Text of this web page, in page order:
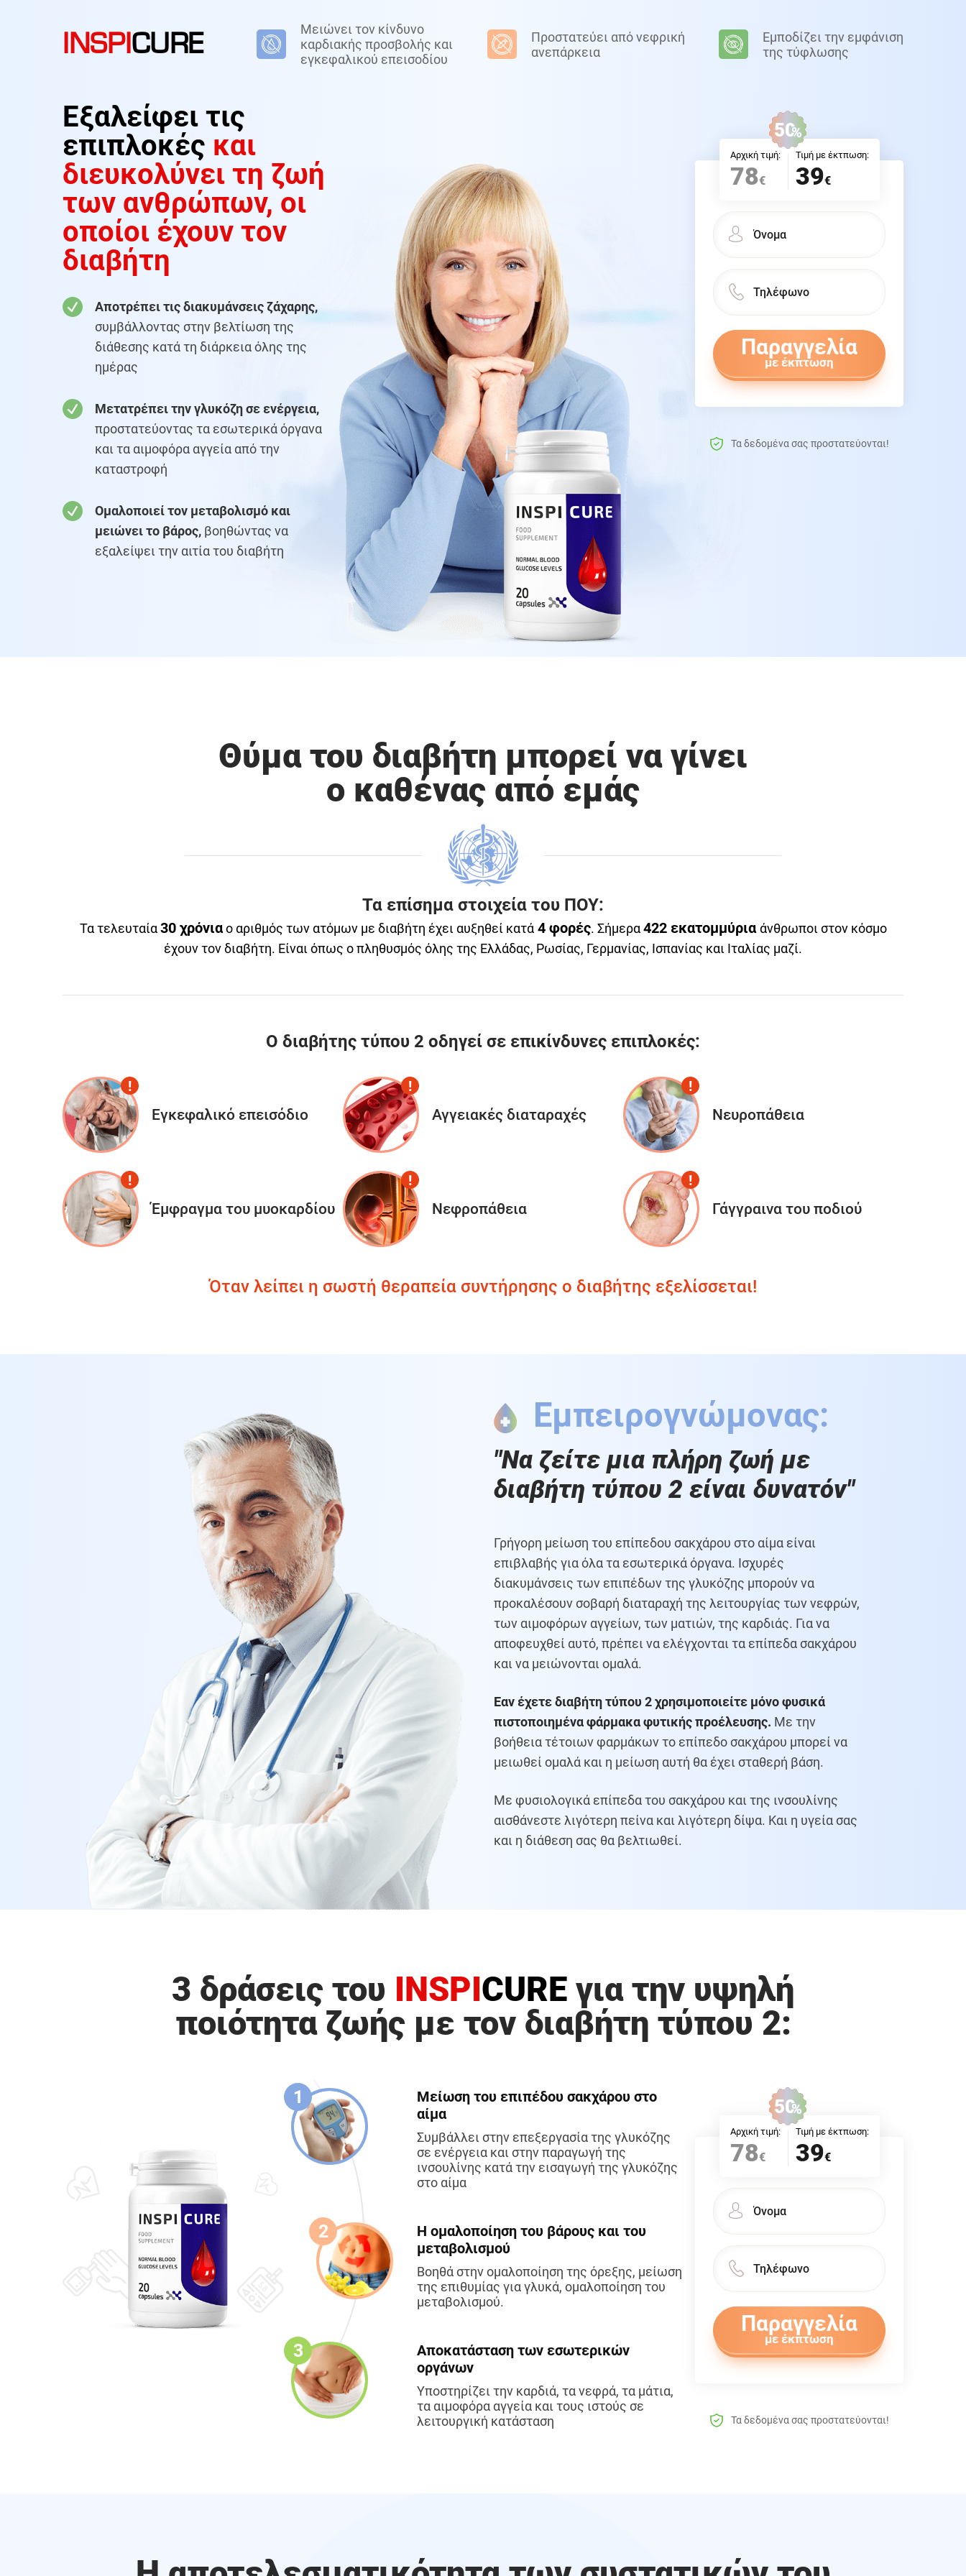
INSPICURE
Μειώνει τον κίνδυνο
καρδιακής προσβολής και
εγκεφαλικού επεισοδίου
Προστατεύει από νεφρική
ανεπάρκεια
Εμποδίζει την εμφάνιση
της τύφλωσης
Εξαλείφει τις
επιπλοκές και
διευκολύνει τη ζωή
των ανθρώπων, οι
οποίοι έχουν τον
διαβήτη
Αποτρέπει τις διακυμάνσεις ζάχαρης,
συμβάλλοντας στην βελτίωση της
διάθεσης κατά τη διάρκεια όλης της
ημέρας
Μετατρέπει την γλυκόζη σε ενέργεια,
προστατεύοντας τα εσωτερικά όργανα
και τα αιμοφόρα αγγεία από την
καταστροφή
Ομαλοποιεί τον μεταβολισμό και
μειώνει το βάρος, βοηθώντας να
εξαλείψει την αιτία του διαβήτη
Αρχική τιμή:
78€
50%
Τιμή με έκτπωση:
39€
Παραγγελία
με έκπτωση
Τα δεδομένα σας προστατεύονται!
Θύμα του διαβήτη μπορεί να γίνει
ο καθένας από εμάς
Τα επίσημα στοιχεία του ΠΟΥ:
Τα τελευταία30 χρόνιαο αριθμός των ατόμων με διαβήτη έχει αυξηθεί κατά4 φορές. Σήμερα422 εκατομμύριαάνθρωποι στον κόσμο
έχουν τον διαβήτη. Είναι όπως ο πληθυσμός όλης της Ελλάδας, Ρωσίας, Γερμανίας, Ισπανίας και Ιταλίας μαζί.
Ο διαβήτης τύπου 2 οδηγεί σε επικίνδυνες επιπλοκές:
Εγκεφαλικό επεισόδιο Αγγειακές διαταραχές Νευροπάθεια
Έμφραγμα του μυοκαρδίου Νεφροπάθεια Γάγγραινα του ποδιού
Όταν λείπει η σωστή θεραπεία συντήρησης ο διαβήτης εξελίσσεται!
Εμπειρογνώμονας:
"Να ζείτε μια πλήρη ζωή με
διαβήτη τύπου 2 είναι δυνατόν"
Γρήγορη μείωση του επίπεδου σακχάρου στο αίμα είναι
επιβλαβής για όλα τα εσωτερικά όργανα. Ισχυρές
διακυμάνσεις των επιπέδων της γλυκόζης μπορούν να
προκαλέσουν σοβαρή διαταραχή της λειτουργίας των νεφρών,
των αιμοφόρων αγγείων, των ματιών, της καρδιάς. Για να
αποφευχθεί αυτό, πρέπει να ελέγχονται τα επίπεδα σακχάρου
και να μειώνονται ομαλά.
Εαν έχετε διαβήτη τύπου 2 χρησιμοποιείτε μόνο φυσικά
πιστοποιημένα φάρμακα φυτικής προέλευσης. Με την
βοήθεια τέτοιων φαρμάκων το επίπεδο σακχάρου μπορεί να
μειωθεί ομαλά και η μείωση αυτή θα έχει σταθερή βάση.
Με φυσιολογικά επίπεδα του σακχάρου και της ινσουλίνης
αισθάνεστε λιγότερη πείνα και λιγότερη δίψα. Και η υγεία σας
και η διάθεση σας θα βελτιωθεί.
3 δράσεις του INSPICURE για την υψηλή
ποιότητα ζωής με τον διαβήτη τύπου 2:
Μείωση του επιπέδου σακχάρου στο
αίμα
Συμβάλλει στην επεξεργασία της γλυκόζης
σε ενέργεια και στην παραγωγή της
ινσουλίνης κατά την εισαγωγή της γλυκόζης
στο αίμα
Η ομαλοποίηση του βάρους και του
μεταβολισμού
Βοηθά στην ομαλοποίηση της όρεξης, μείωση
της επιθυμίας για γλυκά, ομαλοποίηση του
μεταβολισμού.
Αποκατάσταση των εσωτερικών
οργάνων
Υποστηρίζει την καρδιά, τα νεφρά, τα μάτια,
τα αιμοφόρα αγγεία και τους ιστούς σε
λειτουργική κατάσταση
Αρχική τιμή:
78€
50%
Τιμή με έκτπωση:
39€
Παραγγελία
με έκπτωση
Τα δεδομένα σας προστατεύονται!